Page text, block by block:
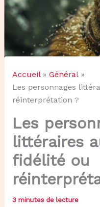
Accueil
Général
Les personnages
réinterprétation ?
Les
littéraires
fidélité ou
3 minutes de lecture